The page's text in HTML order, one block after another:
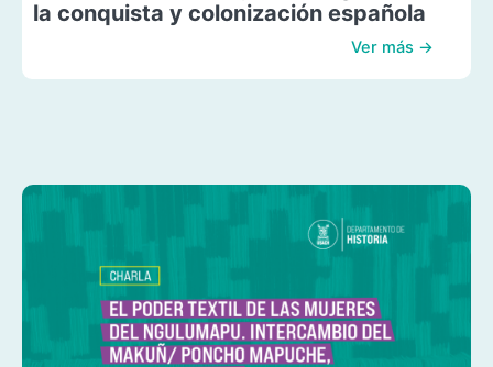
la conquista y colonización española
Ver más →